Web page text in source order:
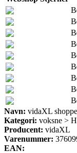
Navn: vidaXL
Kategori: voksne >
Producent: vidaXL
Varenummer:
EAN: